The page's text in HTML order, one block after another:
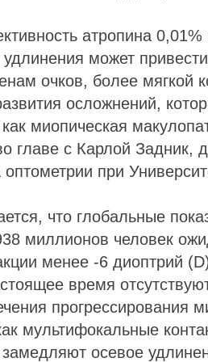
атропина
удлинения может
очков, более мягкой
осложнений,
миопическая
главе с Карлой
при
что глобальные
миллионов человек
менее -6 диоптрий
время
прогрессирования
мультифокальные
осевое